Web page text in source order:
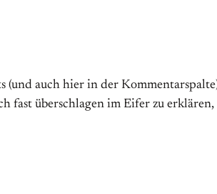
(und auch hier in der
überschlagen im Eifer zu